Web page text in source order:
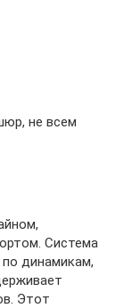
не всем
Система
динамикам,
Этот